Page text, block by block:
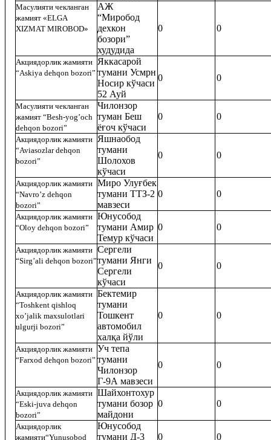
Масулияти чекланган
жамият «ELGA
XIZMAT MIROBOD»
АЖ
“Миробод
дехкон
бозори”
худудида
0 0
Акциядорлик жамияти
“Askiya dehqon bozori”
Яккасарой
тумани Усмрн
Носир кўчаси
52 Ауй
0 0
Масулияти чекланган
жамият “Besh-yog’och
dehqon bozori”
Чилонзор
туман Беш
ёғоч кўчаси
0 0
Акциядорлик жамияти
“Aviasozlardehqon
bozori”
Яшнаобод
тумани
Шолохов
кўчаси
0 0
Акциядорлик жамияти
“Navro’z dehqon
bozori”
Миро Улуғбек
тумани ТТЗ-2
мавзеси
0 0
Акциядорлик жамияти
“Oloy dehqon bozori”
Юнусобод
тумани Амир
Темур кўчаси
0 0
Акциядорлик жамияти
“Sirg’ali dehqon bozori”
Сергели
тумани Янги
Сергели
кўчаси
0 0
Акциядорлик жамияти
“Toshkent qishloq
xo’jalik maхsulotlari
ulgurji bozori”
Бектемир
тумани
Тошкент
автомобил
халқа йўли
0 0
Акциядорлик жамияти
“Farхod dehqon bozori”
Уч тепа
тумани
Чилонзор
Г-9А мавзеси
0 0
Акциядорлик жамияти
“Eski-juva dehqon
bozori”
Шайхонтохур
тумани бозор
майдони
0 0
Акциядорлик
жамияти“Yunusobod
Юнусобод
тумани Д-3
0 0